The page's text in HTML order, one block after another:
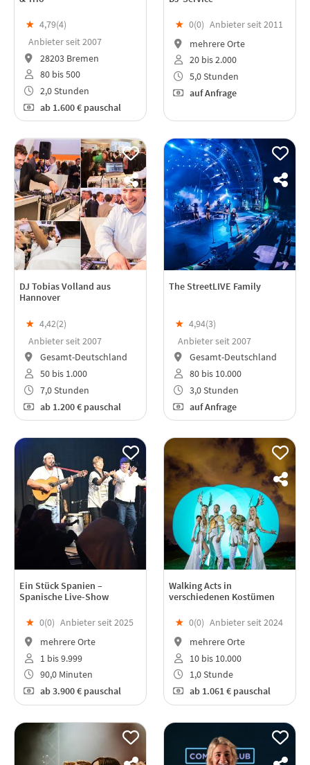
★ 4,79(4)
Anbieter seit 2007
28203 Bremen
80 bis 500
2,0 Stunden
ab1.600 € pauschal
★ 0(0) Anbieter seit 2011
mehrere Orte
20 bis 2.000
5,0 Stunden
auf Anfrage
DJ Tobias Volland aus
Hannover
★ 4,42(2)
Anbieter seit 2007
Gesamt-Deutschland
50 bis 1.000
7,0 Stunden
ab1.200 € pauschal
The StreetLIVE Family
★ 4,94(3)
Anbieter seit 2007
Gesamt-Deutschland
80 bis 10.000
3,0 Stunden
auf Anfrage
Ein Stück Spanien –
Spanische Live-Show
★ 0(0) Anbieter seit 2025
mehrere Orte
1 bis 9.999
90,0 Minuten
ab3.900 € pauschal
Walking Acts in
verschiedenen Kostümen
★ 0(0) Anbieter seit 2024
mehrere Orte
10 bis 10.000
1,0 Stunde
ab1.061 € pauschal